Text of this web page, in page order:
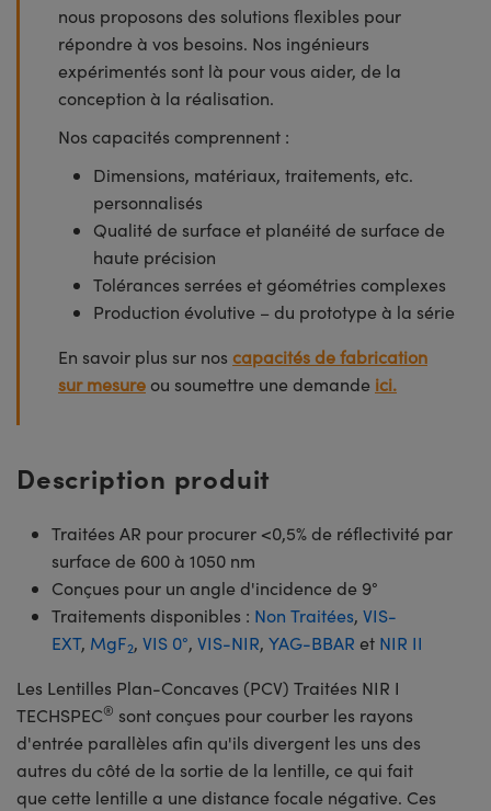
nous proposons des solutions flexibles pour
répondre à vos besoins. Nos ingénieurs
expérimentés sont là pour vous aider, de la
conception à la réalisation.
Nos capacités comprennent :
Dimensions, matériaux, traitements, etc.
personnalisés
Qualité de surface et planéité de surface de
haute précision
Tolérances serrées et géométries complexes
Production évolutive – du prototype à la série
En savoir plus sur nos capacités de fabrication
sur mesure ou soumettre une demande ici.
Description produit
Traitées AR pour procurer <0,5% de réflectivité par
surface de 600 à 1050 nm
Conçues pour un angle d'incidence de 9°
Traitements disponibles : Non Traitées, VIS-
EXT, MgF2, VIS 0°, VIS-NIR, YAG-BBAR et NIR II
Les Lentilles Plan-Concaves (PCV) Traitées NIR I
TECHSPEC® sont conçues pour courber les rayons
d'entrée parallèles afin qu'ils divergent les uns des
autres du côté de la sortie de la lentille, ce qui fait
que cette lentille a une distance focale négative. Ces